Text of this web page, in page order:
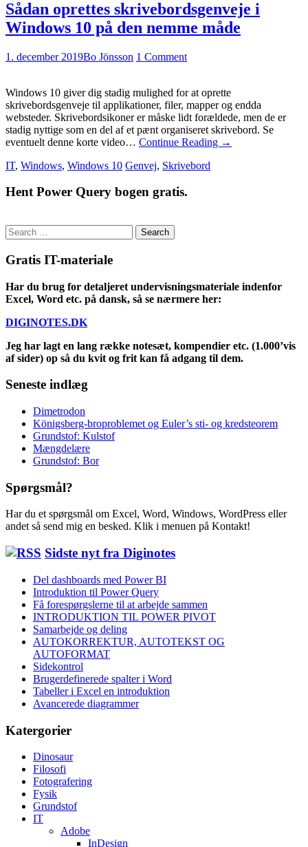
Sådan oprettes skrivebordsgenveje i
Windows 10 på den nemme måde
1. december 2019Bo Jönsson 1 Comment
Windows 10 giver dig stadig mulighed for at oprette
skrivebordsgenveje til applikationer, filer, mapper og endda
websteder. Skrivebordsikoner er måske lidt forældede, men de er
stadig nyttige som en del af et pænt organiseret skrivebord. Se
eventuelt denne korte video… Continue Reading →
IT, Windows, Windows 10 Genvej, Skrivebord
Hent Power Query bogen gratis.
Search
for:
Gratis IT-materiale
Har du brug for detaljeret undervisningsmateriale indenfor
Excel, Word etc. på dansk, så se nærmere her:
DIGINOTES.DK
Jeg har lagt en lang række notesæt, kompendier etc. (1.000’vis
af sider) op så du kvit og frit kan få adgang til dem.
Seneste indlæg
Dimetrodon
Königsberg-broproblemet og Euler’s sti- og kredsteorem
Grundstof: Kulstof
Mængdelære
Grundstof: Bor
Spørgsmål?
Har du et spørgsmål om Excel, Word, Windows, WordPress eller
andet så send mig en besked. Klik i menuen på Kontakt!
Sidste nyt fra Diginotes
Del dashboards med Power BI
Introduktion til Power Query
Få forespørgslerne til at arbejde sammen
INTRODUKTION TIL POWER PIVOT
Samarbejde og deling
AUTOKORREKTUR, AUTOTEKST OG
AUTOFORMAT
Sidekontrol
Brugerdefinerede spalter i Word
Tabeller i Excel en introduktion
Avancerede diagrammer
Katergorier
Dinosaur
Filosofi
Fotografering
Fysik
Grundstof
IT
Adobe
InDesign